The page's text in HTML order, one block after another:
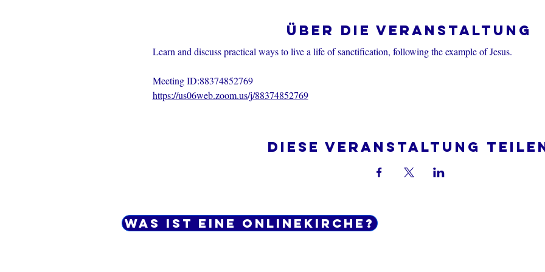
Über die Veranstaltung
Learn and discuss practical ways to live a life of sanctification, following the example of Jesus.
Meeting ID:88374852769
https://us06web.zoom.us/j/88374852769
Diese Veranstaltung
Was ist eine Onlinekirche?